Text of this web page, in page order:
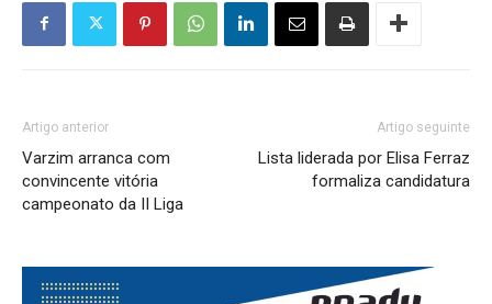
Artigo anterior
Varzim arranca com
convincente vitória
campeonato da II Liga
Artigo seguinte
Lista liderada por Elisa Ferraz
formaliza candidatura